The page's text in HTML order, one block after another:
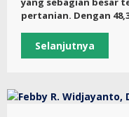
pertanian. Dengan
Selanjutnya